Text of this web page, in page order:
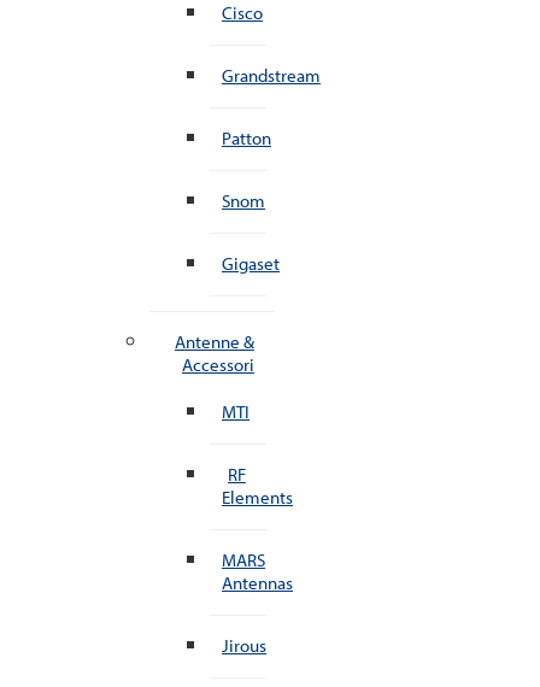
Cisco
Grandstream
Patton
Snom
Gigaset
Antenne &
Accessori
MTI
RF
Elements
MARS
Antennas
Jirous